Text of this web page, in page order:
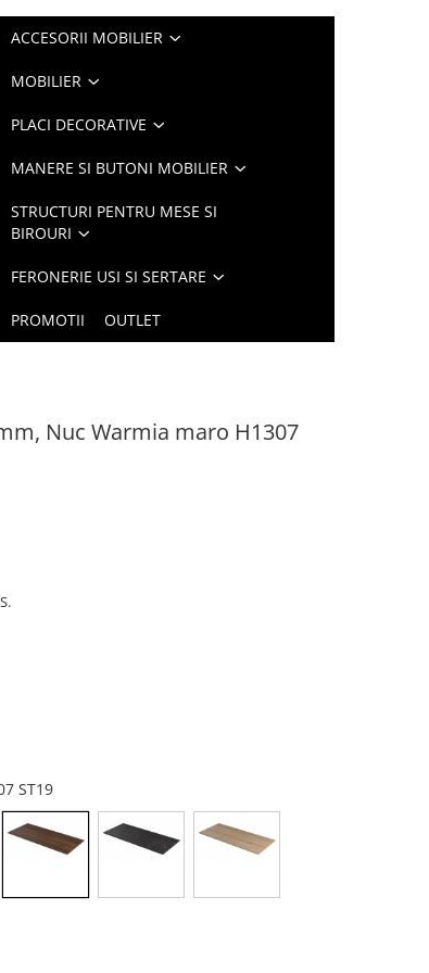
ACCESORII MOBILIER
MOBILIER
PLACI DECORATIVE
MANERE SI BUTONI MOBILIER
STRUCTURI PENTRU MESE SI
BIROURI
FERONERIE USI SI SERTARE
PROMOTII OUTLET
Nuc Warmia maro H1307
ST19